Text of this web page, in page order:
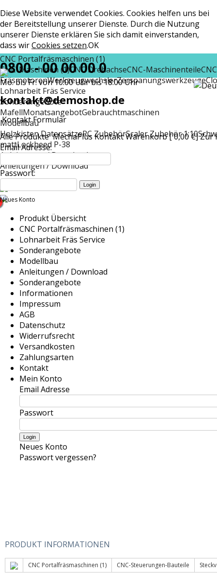
Diese Website verwendet Cookies. Cookies helfen uns bei
der Bereitstellung unserer Dienste. Durch die Nutzung
unserer Dienste erklären Sie sich damit einverstanden,
dass wirCookies setzen.OK
CNC Portalfräsmaschinen (1)
CNC-Maschinen (1)CNC DrehachseCNC-Maschinenteile
FräsmotorenWerkzeugwechslerZerspanungswerkzeuge
Lohnarbeit Fräs Service
Sonderangebote
MafellMonatsangebotGebrauchtmaschinen
Modellbau
Holzkisten DatensätzeRC ZubehörScaler Zubehör 1:10
mattLockheed P-38
Anleitungen / Download
Anleitungen / Download
0800 - 00 00 00 0
Mo. bis Fr. von 10:00 Uhr bis 18:00 Uhr
kontakt@demoshop.de
Kontakt Formular
Alle Produkte MechaPlus KontaktWarenkorb [ 0,00 €]Zur
Email Adresse:
Passwort:
Neues Konto
Produkt Übersicht
CNC Portalfräsmaschinen (1)
Lohnarbeit Fräs Service
Sonderangebote
Modellbau
Anleitungen / Download
Sonderangebote
Informationen
Impressum
AGB
Datenschutz
Widerrufsrecht
Versandkosten
Zahlungsarten
Kontakt
Mein Konto
Email Adresse
Passwort
Neues Konto
Passwort vergessen?
PRODUKT INFORMATIONEN
CNC Portalfräsmaschinen (1) CNC-Steuerungen-Bauteile